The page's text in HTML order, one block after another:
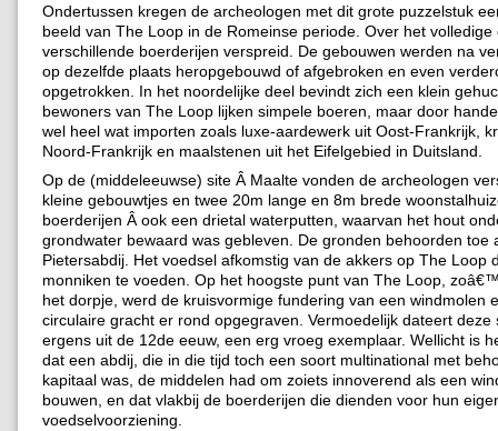
Ondertussen kregen de archeologen met dit grote puzzelstuk
beeld van The Loop in de Romeinse periode. Over het volledige
verschillende boerderijen verspreid. De gebouwen werden na
op dezelfde plaats heropgebouwd of afgebroken en even
opgetrokken. In het noordelijke deel bevindt zich een klein
bewoners van The Loop lijken simpele boeren, maar door
wel heel wat importen zoals luxe-aardewerk uit Oost-Frankrijk,
Noord-Frankrijk en maalstenen uit het Eifelgebied in Duitsland.
Op de (middeleeuwse) site Â Maalte vonden de archeologen
kleine gebouwtjes en twee 20m lange en 8m brede
boerderijen Â ook een drietal waterputten, waarvan het hout
grondwater bewaard was gebleven. De gronden behoorden toe
Pietersabdij. Het voedsel afkomstig van de akkers op The Loop
monniken te voeden. Op het hoogste punt van The Loop,
het dorpje, werd de kruisvormige fundering van een windmolen
circulaire gracht er rond opgegraven. Vermoedelijk dateert deze
ergens uit de 12de eeuw, een erg vroeg exemplaar. Wellicht is
dat een abdij, die in die tijd toch een soort multinational met
kapitaal was, de middelen had om zoiets innoverend als een
bouwen, en dat vlakbij de boerderijen die dienden voor hun
voedselvoorziening.